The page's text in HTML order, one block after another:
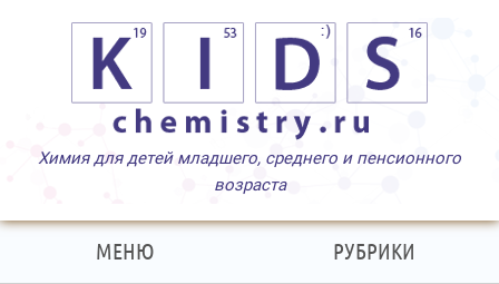
МЕНЮ РУБРИКИ